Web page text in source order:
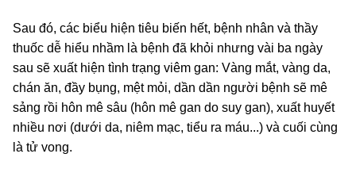
Sau đó, các biểu hiện tiêu biến hết, bệnh nhân và thầy
thuốc dễ hiểu nhầm là bệnh đã khỏi nhưng vài ba ngày
sau sẽ xuất hiện tình trạng viêm gan: Vàng mắt, vàng da,
chán ăn, đầy bụng, mệt mỏi, dần dần người bệnh sẽ mê
sảng rồi hôn mê sâu (hôn mê gan do suy gan), xuất huyết
nhiều nơi (dưới da, niêm mạc, tiểu ra máu...) và cuối cùng
là tử vong.